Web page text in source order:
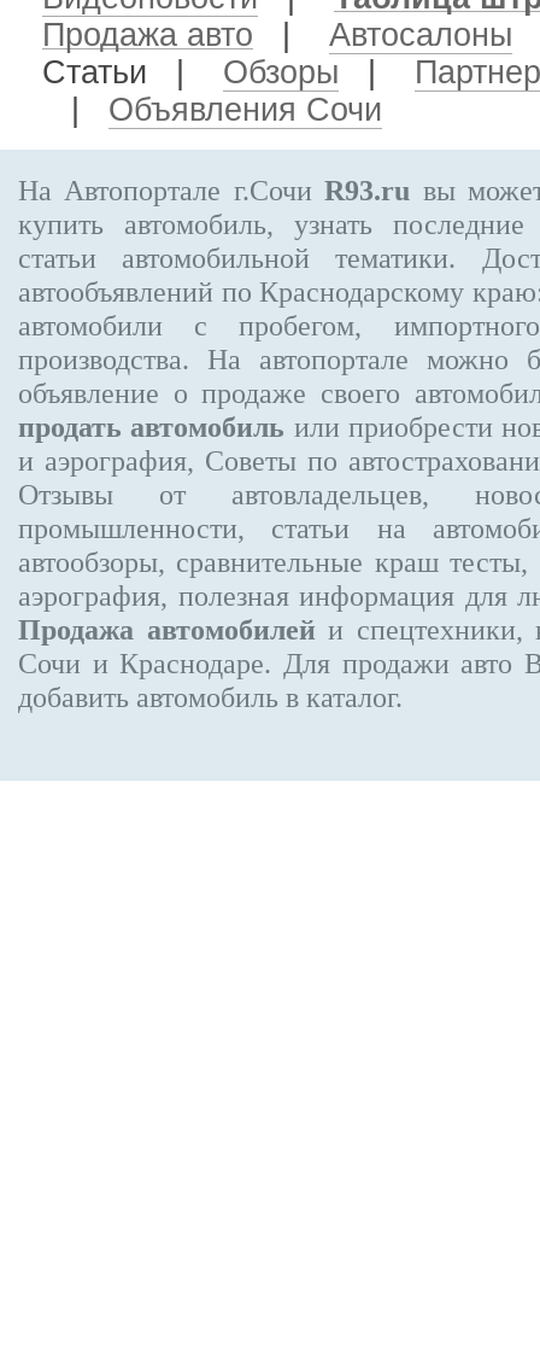
Продажа авто
Автосалоны
Статьи | Обзоры
Объявления Сочи
На Автопортале г.СочиR93.ru вы
купить автомобиль, узнать
статьи автомобильной тематики.
автообъявлений по Краснодарскому
автомобили с пробегом,
производства. На автопортале можно
объявление о продаже своего
продать автомобиль или приобрести
и аэрография, Советы по
Отзывы от автовладельцев,
промышленности, статьи на
автообзоры, сравнительные краш
аэрография, полезная информация для
Продажа автомобилей и спецтехники,
Сочи и Краснодаре. Для продажи авто
добавить автомобиль в каталог.